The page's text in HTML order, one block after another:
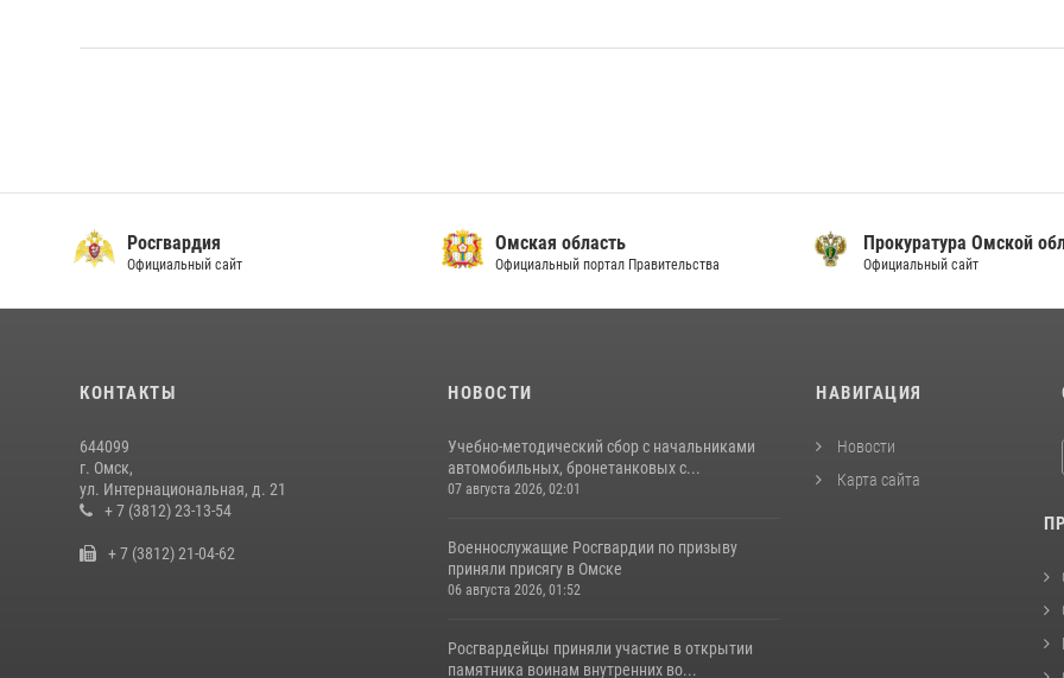
Росгвардия
Официальный сайт
Омская область
Официальный портал Правительства
Прокуратура Омской
Официальный сайт
КОНТАКТЫ
644099
г. Омск,
ул. Интернациональная, д. 21
+ 7 (3812) 23-13-54
+ 7 (3812) 21-04-62
НОВОСТИ
Учебно-методический сбор с начальниками
автомобильных, бронетанковых с...
07 августа 2026, 02:01
Военнослужащие Росгвардии по призыву
приняли присягу в Омске
06 августа 2026, 01:52
Росгвардейцы приняли участие в открытии
памятника воинам внутренних во...
НАВИГАЦИЯ
Новости
Карта сайта